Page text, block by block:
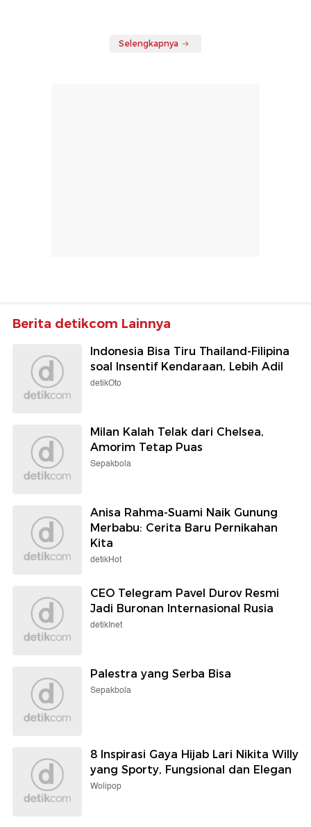
Selengkapnya
Berita detikcom Lainnya
Indonesia Bisa Tiru Thailand-Filipina
soal Insentif Kendaraan, Lebih Adil
detikOto
Milan Kalah Telak dari Chelsea,
Amorim Tetap Puas
Sepakbola
Anisa Rahma-Suami Naik Gunung
Merbabu: Cerita Baru Pernikahan
Kita
detikHot
CEO Telegram Pavel Durov Resmi
Jadi Buronan Internasional Rusia
detikInet
Palestra yang Serba Bisa
Sepakbola
8 Inspirasi Gaya Hijab Lari Nikita Willy
yang Sporty, Fungsional dan Elegan
Wolipop